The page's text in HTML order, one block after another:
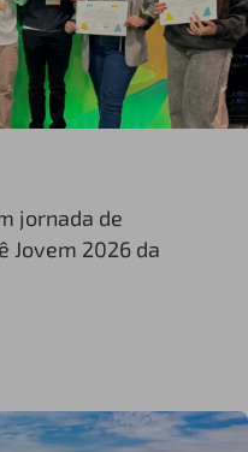
jornada de
Jovem 2026 da